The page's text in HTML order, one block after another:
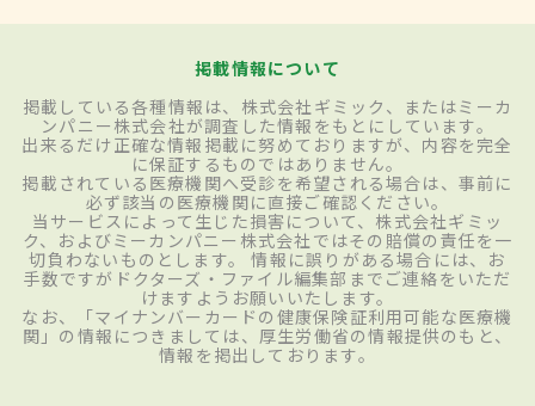
掲載情報について
掲載している各種情報は、株式会社ギミック、またはミーカ
ンパニー株式会社が調査した情報をもとにしています。
出来るだけ正確な情報掲載に努めておりますが、内容を完全
に保証するものではありません。
掲載されている医療機関へ受診を希望される場合は、事前に
必ず該当の医療機関に直接ご確認ください。
当サービスによって生じた損害について、株式会社ギミッ
ク、およびミーカンパニー株式会社ではその賠償の責任を一
切負わないものとします。 情報に誤りがある場合には、お
手数ですがドクターズ・ファイル編集部までご連絡をいただ
けますようお願いいたします。
なお、「マイナンバーカードの健康保険証利用可能な医療機
関」の情報につきましては、厚生労働省の情報提供のもと、
情報を掲出しております。